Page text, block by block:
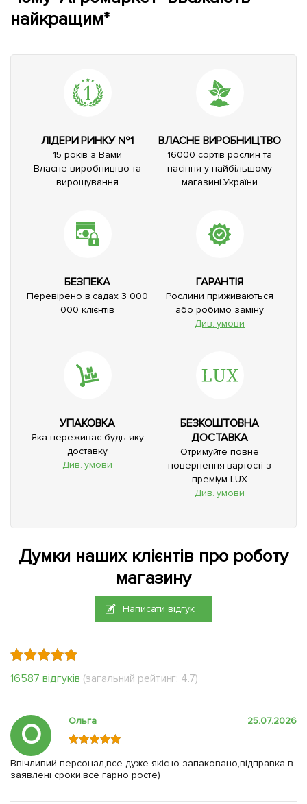
найкращим*
ЛІДЕРИ РИНКУ №1
15 років з Вами
Власне виробництво та
вирощування
ВЛАСНЕ ВИРОБНИЦТВО
16000 сортів рослин та
насіння у найбільшому
магазині України
БЕЗПЕКА
Перевірено в садах 3 000
000 клієнтів
ГАРАНТІЯ
Рослини приживаються
або робимо заміну
Див. умови
УПАКОВКА
Яка переживає будь-яку
доставку
Див. умови
БЕЗКОШТОВНА
ДОСТАВКА
Отримуйте повне
повернення вартості з
преміум LUX
Див. умови
Думки наших клієнтів про роботу
магазину
Написати відгук
16587 відгуків (загальний рейтинг: 4.7)
О Ольга 25.07.2026
Ввічливий персонал,все дуже якісно запаковано,відправка в
заявлені сроки,все гарно росте)